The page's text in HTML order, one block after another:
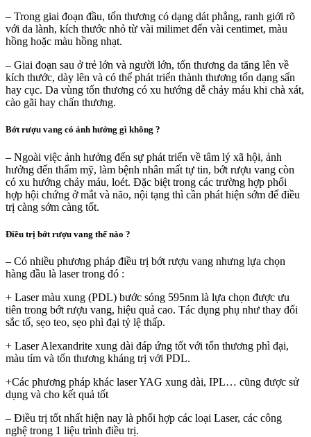
– Trong giai đoạn đầu, tổn thương có dạng dát phẳng, ranh giới rõ
với da lành, kích thước nhỏ từ vài milimet đến vài centimet, màu
hồng hoặc màu hồng nhạt.
– Giai đoạn sau ở trẻ lớn và người lớn, tổn thương da tăng lên về
kích thước, dày lên và có thể phát triển thành thương tổn dạng sẩn
hay cục. Da vùng tổn thương có xu hướng dễ chảy máu khi chà xát,
cào gãi hay chấn thương.
Bớt rượu vang có ảnh hưởng gì không ?
– Ngoài việc ảnh hưởng đến sự phát triển về tâm lý xã hội, ảnh
hưởng đến thẩm mỹ, làm bệnh nhân mất tự tin, bớt rượu vang còn
có xu hướng chảy máu, loét. Đặc biệt trong các trường hợp phối
hợp hội chứng ở mắt và não, nội tạng thì cần phát hiện sớm để điều
trị càng sớm càng tốt.
Điều trị bớt rượu vang thế nào ?
– Có nhiều phương pháp điều trị bớt rượu vang nhưng lựa chọn
hàng đầu là laser trong đó :
+ Laser màu xung (PDL) bước sóng 595nm là lựa chọn được ưu
tiên trong bớt rượu vang, hiệu quả cao. Tác dụng phụ như thay đổi
sắc tố, sẹo teo, sẹo phì đại tỷ lệ thấp.
+ Laser Alexandrite xung dài đáp ứng tốt với tổn thương phì đại,
màu tím và tổn thương kháng trị với PDL.
+Các phương pháp khác laser YAG xung dài, IPL… cũng được sử
dụng và cho kết quả tốt
– Điều trị tốt nhất hiện nay là phối hợp các loại Laser, các công
nghệ trong 1 liệu trình điều trị.